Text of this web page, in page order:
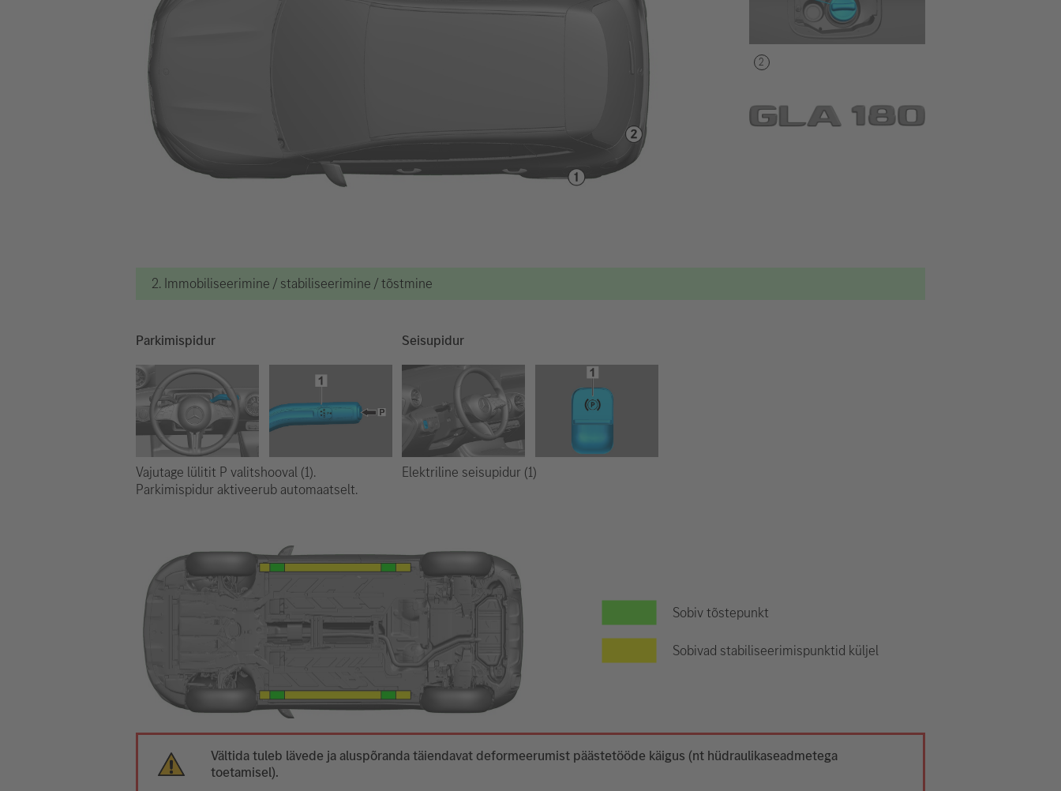
2. Immobiliseerimine / stabiliseerimine / tõstmine
Parkimispidur
Vajutage lülitit P valitshooval (1).
Parkimispidur aktiveerub automaatselt.
Seisupidur
Elektriline seisupidur (1)
Sobiv tõstepunkt
Sobivad stabiliseerimispunktid küljel
Vältida tuleb lävede ja aluspõranda täiendavat deformeerumist päästetööde käigus (nt hüdraulikaseadmetega
toetamisel).